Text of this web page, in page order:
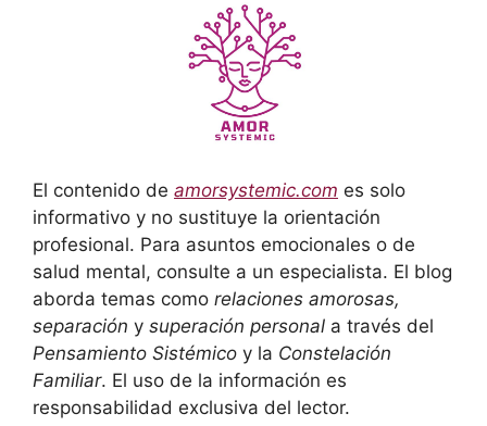
El contenido de amorsystemic.com es solo
informativo y no sustituye la orientación
profesional. Para asuntos emocionales o de
salud mental, consulte a un especialista. El blog
aborda temas como relaciones amorosas,
separación y superación personal a través del
Pensamiento Sistémico y la Constelación
Familiar. El uso de la información es
responsabilidad exclusiva del lector.